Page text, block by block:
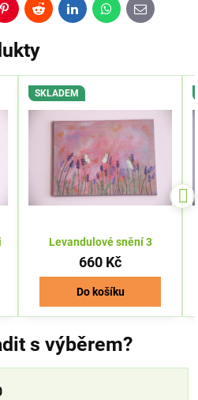
PinterestRedditLinkedInWhatsApp
E-
mail
SKLADEM
Levandulové snění 3
660 Kč
Do košíku
s výběrem?